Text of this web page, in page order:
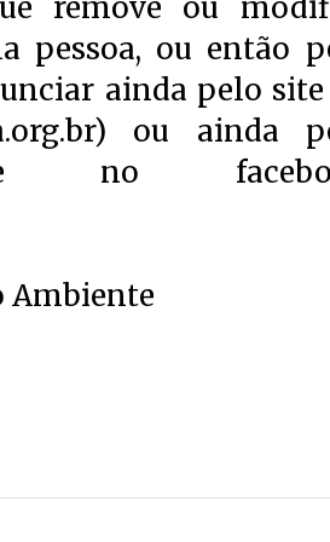
remove ou
pessoa, ou então
ainda pelo
ou ainda
no
Ambiente